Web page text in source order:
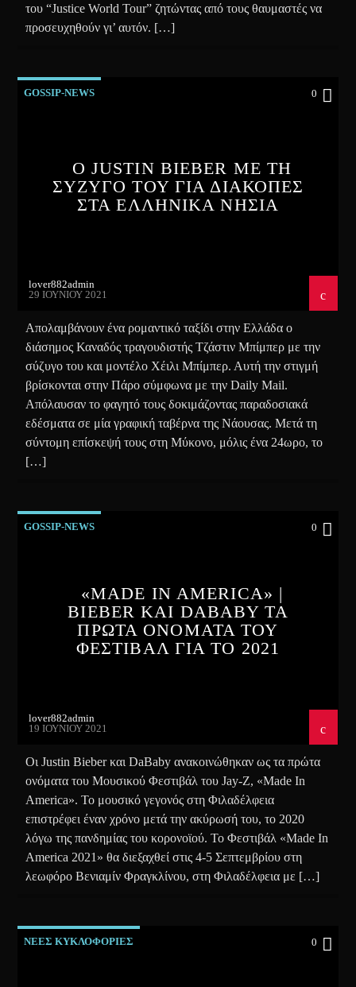
του “Justice World Tour” ζητώντας από τους θαυμαστές να
προσευχηθούν γι’ αυτόν. […]
GOSSIP-NEWS 0
Ο JUSTIN BIEBER ΜΕ ΤΗ
ΣΥΖΥΓΟ ΤΟΥ ΓΙΑ ΔΙΑΚΟΠΕΣ
ΣΤΑ ΕΛΛΗΝΙΚΑ ΝΗΣΙΑ
lover882admin
29 ΙΟΥΝΊΟΥ 2021
Απολαμβάνουν ένα ρομαντικό ταξίδι στην Ελλάδα ο
διάσημος Καναδός τραγουδιστής Τζάστιν Μπίμπερ με την
σύζυγο του και μοντέλο Χέιλι Μπίμπερ. Αυτή την στιγμή
βρίσκονται στην Πάρο σύμφωνα με την Daily Mail.
Απόλαυσαν το φαγητό τους δοκιμάζοντας παραδοσιακά
εδέσματα σε μία γραφική ταβέρνα της Νάουσας. Μετά τη
σύντομη επίσκεψή τους στη Μύκονο, μόλις ένα 24ωρο, το
[…]
GOSSIP-NEWS 0
«MADE IN AMERICA» |
BIEBER ΚΑΙ DABABY ΤΑ
ΠΡΩΤΑ ΟΝΟΜΑΤΑ ΤΟΥ
ΦΕΣΤΙΒΑΛ ΓΙΑ ΤΟ 2021
lover882admin
19 ΙΟΥΝΊΟΥ 2021
Οι Justin Bieber και DaBaby ανακοινώθηκαν ως τα πρώτα
ονόματα του Μουσικού Φεστιβάλ του Jay-Z, «Made In
America». Το μουσικό γεγονός στη Φιλαδέλφεια
επιστρέφει έναν χρόνο μετά την ακύρωσή του, το 2020
λόγω της πανδημίας του κορονοϊού. Το Φεστιβάλ «Made In
America 2021» θα διεξαχθεί στις 4-5 Σεπτεμβρίου στη
λεωφόρο Βενιαμίν Φραγκλίνου, στη Φιλαδέλφεια με […]
ΝΕΕΣ ΚΥΚΛΟΦΟΡΙΕΣ 0